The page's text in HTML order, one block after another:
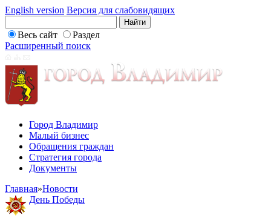
English version Версия для слабовидящих
Весь сайт
Раздел
Расширенный поиск
Город Владимир
Малый бизнес
Обращения граждан
Стратегия города
Документы
Главная»Новости
День Победы